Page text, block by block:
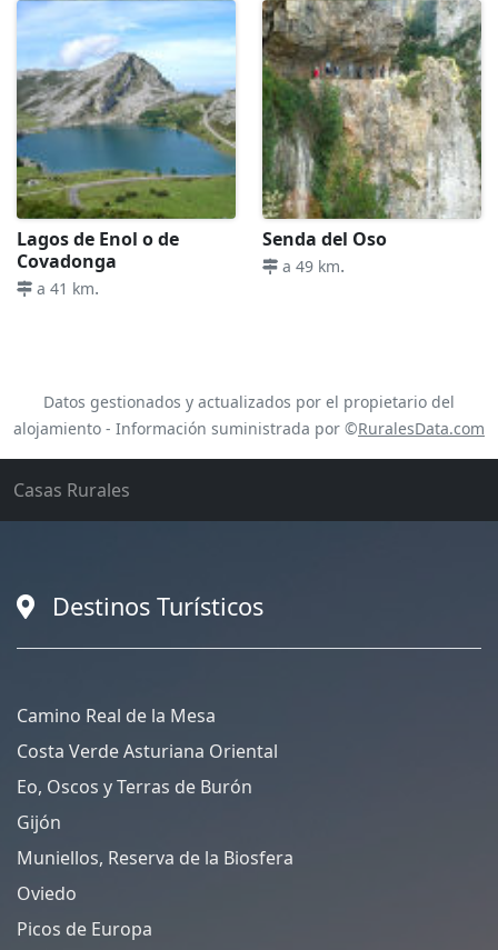
Lagos de Enol o de
Covadonga
a 41 km.
Senda del Oso
a 49 km.
Datos gestionados y actualizados por el propietario del
alojamiento - Información suministrada por ©RuralesData.com
Casas Rurales
Destinos Turísticos
Camino Real de la Mesa
Costa Verde Asturiana Oriental
Eo, Oscos y Terras de Burón
Gijón
Muniellos, Reserva de la Biosfera
Oviedo
Picos de Europa